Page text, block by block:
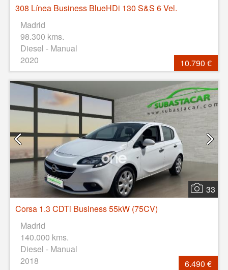
308 Línea Business BlueHDi 130 S&S 6 Vel.
Madrid
98.300 kms.
Diesel - Manual
2020
10.790 €
33
Corsa 1.3 CDTi Business 55kW (75CV)
Madrid
140.000 kms.
Diesel - Manual
2018
6.490 €